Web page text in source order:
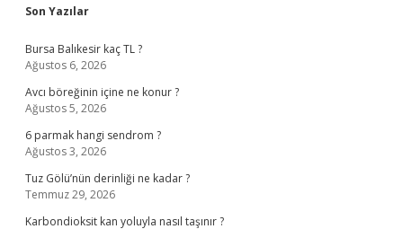
Sidebar
Son Yazılar
Bursa Balıkesir kaç TL ?
Ağustos 6, 2026
Avcı böreğinin içine ne konur ?
Ağustos 5, 2026
6 parmak hangi sendrom ?
Ağustos 3, 2026
Tuz Gölü’nün derinliği ne kadar ?
Temmuz 29, 2026
Karbondioksit kan yoluyla nasıl taşınır ?